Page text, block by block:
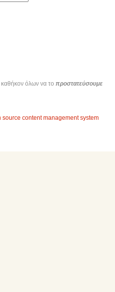
καθήκον όλων να το προστατεύσουμε